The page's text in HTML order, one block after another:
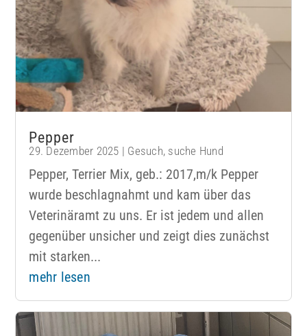
Pepper
29. Dezember 2025 | Gesuch, suche Hund
Pepper, Terrier Mix, geb.: 2017,m/k Pepper
wurde beschlagnahmt und kam über das
Veterinäramt zu uns. Er ist jedem und allen
gegenüber unsicher und zeigt dies zunächst
mit starken...
mehr lesen